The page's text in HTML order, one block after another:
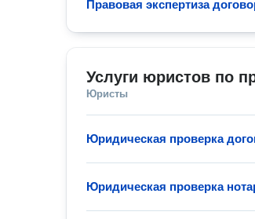
Правовая экспертиза
Услуги юристов по
Юристы
Юридическая проверка
Юридическая проверка